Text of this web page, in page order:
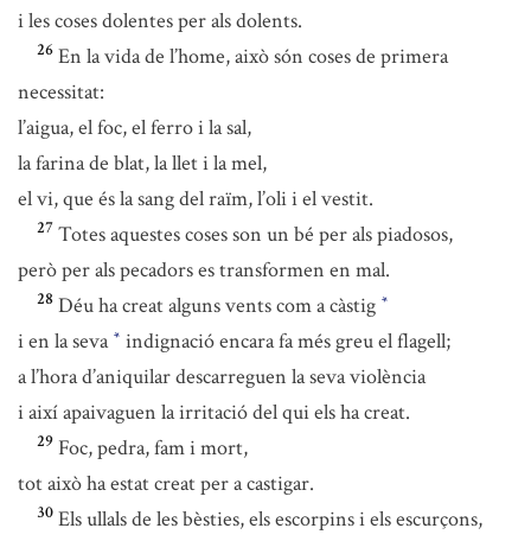
i les coses dolentes per als dolents.
26 En la vida de l’home, això són coses de primera
necessitat:
l’aigua, el foc, el ferro i la sal,
la farina de blat, la llet i la mel,
el vi, que és la sang del raïm, l’oli i el vestit.
27 Totes aquestes coses son un bé per als piadosos,
però per als pecadors es transformen en mal.
28 Déu ha creat alguns vents com a càstig *
i en la seva * indignació encara fa més greu el flagell;
a l’hora d’aniquilar descarreguen la seva violència
i així apaivaguen la irritació del qui els ha creat.
29 Foc, pedra, fam i mort,
tot això ha estat creat per a castigar.
30 Els ullals de les bèsties, els escorpins i els escurçons,